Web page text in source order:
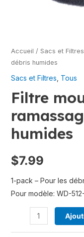
Accueil / Sacs et Filtres
débris humides
Sacs et Filtres Tous
Filtre
humides
$7.99
1-pack – Pour les
Pour modèle: WD-